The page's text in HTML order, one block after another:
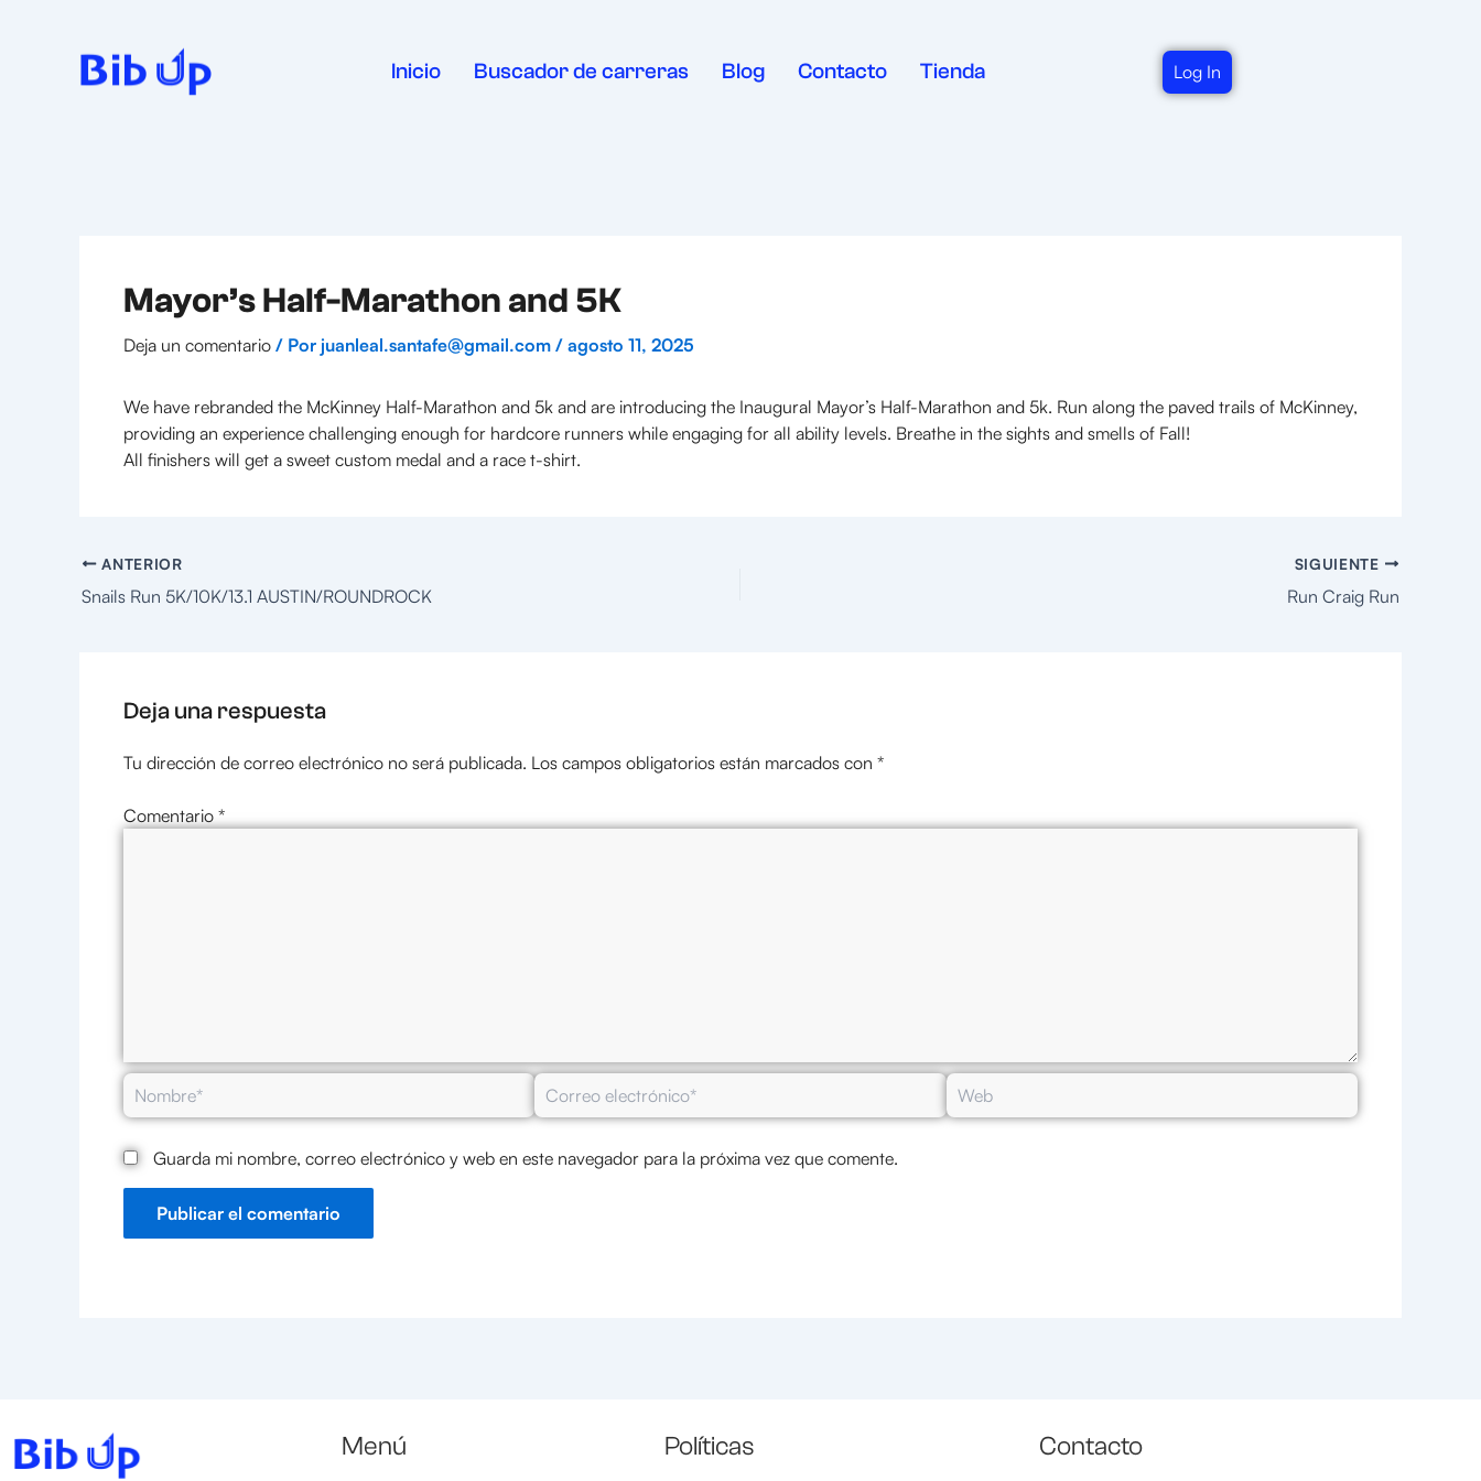
Inicio Buscador de carreras Blog Contacto Tienda Log In
Mayor’s Half-Marathon and 5K
Deja un comentario / Por juanleal.santafe@gmail.com / agosto 11, 2025
We have rebranded the McKinney Half-Marathon and 5k and are introducing the Inaugural Mayor’s Half-Marathon and 5k. Run along the paved trails of McKinney,
providing an experience challenging enough for hardcore runners while engaging for all ability levels. Breathe in the sights and smells of Fall!
All finishers will get a sweet custom medal and a race t-shirt.
ANTERIOR
Snails Run 5K/10K/13.1 AUSTIN/ROUNDROCK
SIGUIENTE
Run Craig Run
Deja una respuesta
Tu dirección de correo electrónico no será publicada. Los campos obligatorios están marcados con *
Comentario *
Nombre*
Correo
electrónico*
Web
Guarda mi nombre, correo electrónico y web en este navegador para la próxima vez que comente.
Menú Políticas Contacto